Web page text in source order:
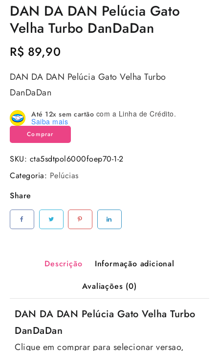
DAN DA DAN Pelúcia Gato
Velha Turbo DanDaDan
R$ 89,90
DAN DA DAN Pelúcia Gato Velha Turbo
DanDaDan
Até 12x sem cartão com a Linha de Crédito.
Saiba mais
Comprar
SKU: cta5sdtpol6000foep70-1-2
Categoria: Pelúcias
Share
Descrição
Informação adicional
Avaliações (0)
DAN DA DAN Pelúcia Gato Velha Turbo
DanDaDan
Clique em comprar para selecionar versao,